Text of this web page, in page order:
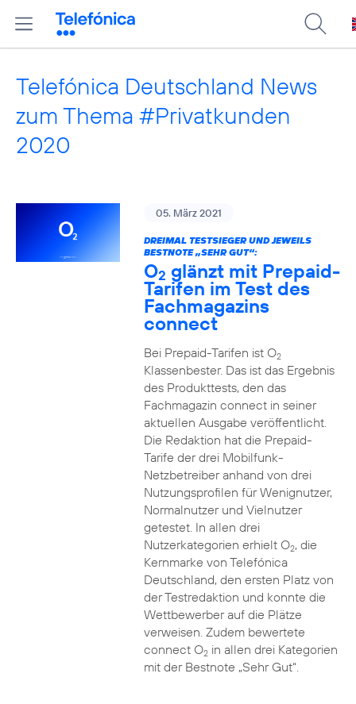
Telefónica Deutschland News
zum Thema #Privatkunden
2020
05. März 2021
DREIMAL TESTSIEGER UND JEWEILS
BESTNOTE „SEHR GUT“:
O2 glänzt mit Prepaid-
Tarifen im Test des
Fachmagazins
connect
Bei Prepaid-Tarifen ist O2
Klassenbester. Das ist das Ergebnis
des Produkttests, den das
Fachmagazin connect in seiner
aktuellen Ausgabe veröffentlicht.
Die Redaktion hat die Prepaid-
Tarife der drei Mobilfunk-
Netzbetreiber anhand von drei
Nutzungsprofilen für Wenignutzer,
Normalnutzer und Vielnutzer
getestet. In allen drei
Nutzerkategorien erhielt O2, die
Kernmarke von Telefónica
Deutschland, den ersten Platz von
der Testredaktion und konnte die
Wettbewerber auf die Plätze
verweisen. Zudem bewertete
connect O2in allen drei Kategorien
mit der Bestnote „Sehr Gut“.